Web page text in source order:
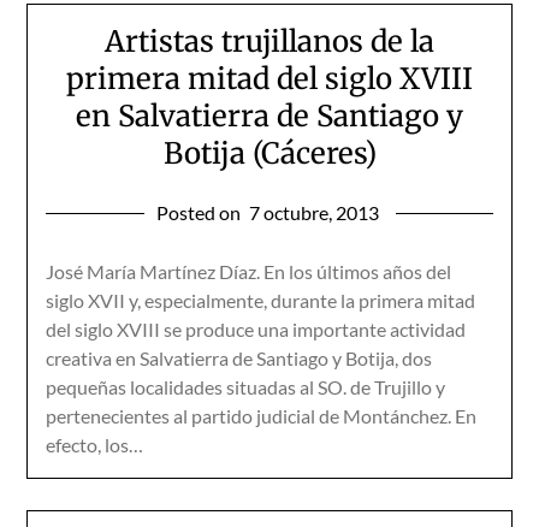
Artistas trujillanos de la
primera mitad del siglo XVIII
en Salvatierra de Santiago y
Botija (Cáceres)
Posted on 7 octubre, 2013
José María Martínez Díaz. En los últimos años del
siglo XVII y, especialmente, durante la primera mitad
del siglo XVIII se produce una importante actividad
creativa en Salvatierra de Santiago y Botija, dos
pequeñas localidades situadas al SO. de Trujillo y
pertenecientes al partido judicial de Montánchez. En
efecto, los…